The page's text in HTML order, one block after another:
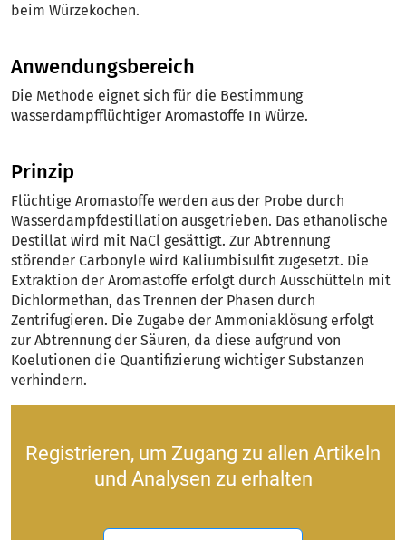
beim Würzekochen.
Anwendungsbereich
Die Methode eignet sich für die Bestimmung
wasserdampfflüchtiger Aromastoffe In Würze.
Prinzip
Flüchtige Aromastoffe werden aus der Probe durch
Wasserdampfdestillation ausgetrieben. Das ethanolische
Destillat wird mit NaCl gesättigt. Zur Abtrennung
störender Carbonyle wird Kaliumbisulfit zugesetzt. Die
Extraktion der Aromastoffe erfolgt durch Ausschütteln mit
Dichlormethan, das Trennen der Phasen durch
Zentrifugieren. Die Zugabe der Ammoniaklösung erfolgt
zur Abtrennung der Säuren, da diese aufgrund von
Koelutionen die Quantifizierung wichtiger Substanzen
verhindern.
Registrieren, um Zugang zu allen Artikeln
und Analysen zu erhalten